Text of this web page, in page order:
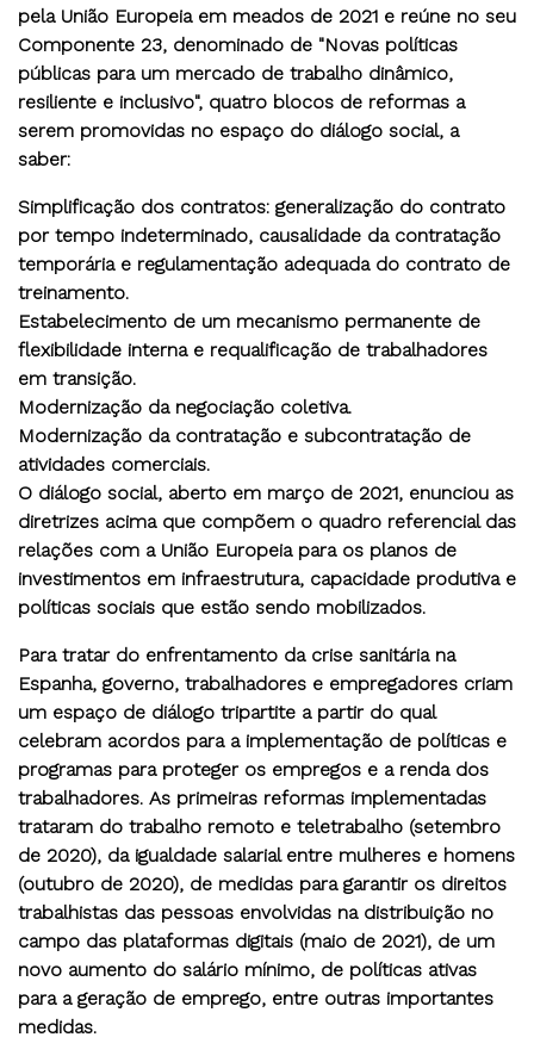
pela União Europeia em meados de 2021 e reúne no seu
Componente 23, denominado de "Novas políticas
públicas para um mercado de trabalho dinâmico,
resiliente e inclusivo", quatro blocos de reformas a
serem promovidas no espaço do diálogo social, a
saber:
Simplificação dos contratos: generalização do contrato
por tempo indeterminado, causalidade da contratação
temporária e regulamentação adequada do contrato de
treinamento.
Estabelecimento de um mecanismo permanente de
flexibilidade interna e requalificação de trabalhadores
em transição.
Modernização da negociação coletiva.
Modernização da contratação e subcontratação de
atividades comerciais.
O diálogo social, aberto em março de 2021, enunciou as
diretrizes acima que compõem o quadro referencial das
relações com a União Europeia para os planos de
investimentos em infraestrutura, capacidade produtiva e
políticas sociais que estão sendo mobilizados.
Para tratar do enfrentamento da crise sanitária na
Espanha, governo, trabalhadores e empregadores criam
um espaço de diálogo tripartite a partir do qual
celebram acordos para a implementação de políticas e
programas para proteger os empregos e a renda dos
trabalhadores. As primeiras reformas implementadas
trataram do trabalho remoto e teletrabalho (setembro
de 2020), da igualdade salarial entre mulheres e homens
(outubro de 2020), de medidas para garantir os direitos
trabalhistas das pessoas envolvidas na distribuição no
campo das plataformas digitais (maio de 2021), de um
novo aumento do salário mínimo, de políticas ativas
para a geração de emprego, entre outras importantes
medidas.